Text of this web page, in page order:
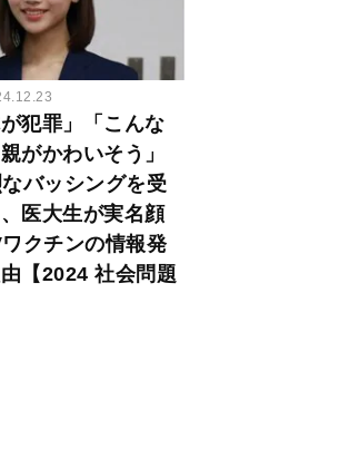
が犯罪」「こんな
がかわいそう」
バッシングを受
医大生が実名顔
クチンの情報発
【2024 社会問題